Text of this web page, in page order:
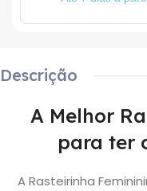
Descrição
A Melhor
para ter
A Rasteirinha